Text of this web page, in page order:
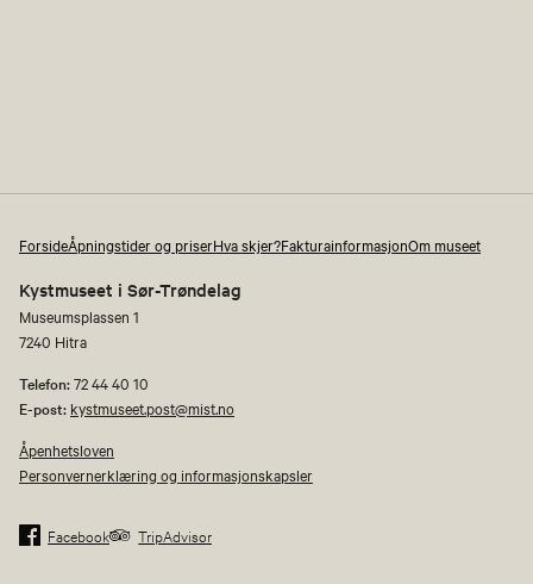
ForsideÅpningstider og priserHva skjer?FakturainformasjonOm museet
Kystmuseet i Sør-Trøndelag
Museumsplassen 1
7240 Hitra
Telefon:72 44 40 10
E-post: kystmuseet.post@mist.no
Åpenhetsloven
Personvernerklæring og informasjonskapsler
Facebook TripAdvisor